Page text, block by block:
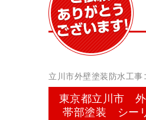
立川市外壁塗装防水工事
ーリング）
東京都立川市
帯部塗装 シー